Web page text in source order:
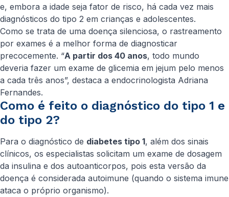
e, embora a idade seja fator de risco, há cada vez mais
diagnósticos do tipo 2 em crianças e adolescentes.
Como se trata de uma doença silenciosa, o rastreamento
por exames é a melhor forma de diagnosticar
precocemente. “A partir dos 40 anos, todo mundo
deveria fazer um exame de glicemia em jejum pelo menos
a cada três anos”, destaca a endocrinologista Adriana
Fernandes.
Como é feito o diagnóstico do tipo 1 e
do tipo 2?
Para o diagnóstico de diabetes tipo 1, além dos sinais
clínicos, os especialistas solicitam um exame de dosagem
da insulina e dos autoanticorpos, pois esta versão da
doença é considerada autoimune (quando o sistema imune
ataca o próprio organismo).